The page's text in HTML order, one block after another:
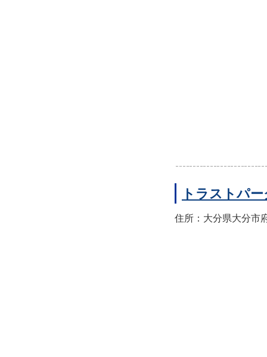
トラストパ
住所：大分県大分市